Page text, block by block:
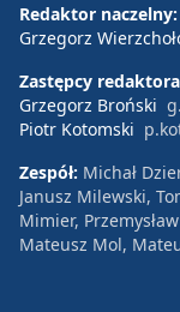
Redaktor naczelny:
Grzegorz
Zastępcy
Grzegorz Broński
Piotr Kotomski
Zespół: Michał
Janusz Milewski,
Mimier,
Mateusz Mol,